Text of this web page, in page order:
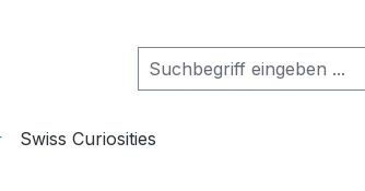
Swiss Curiosities